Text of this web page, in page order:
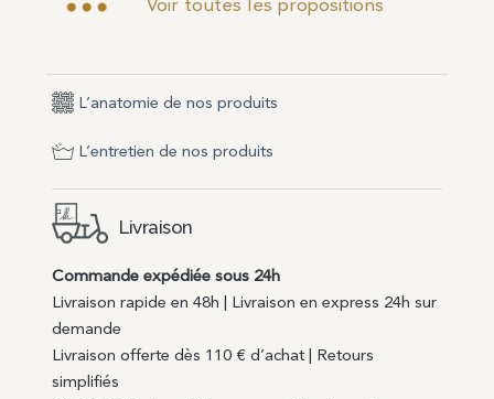
Voir toutes les propositions
L’anatomie de nos produits
L’entretien de nos produits
Livraison
Commande expédiée sous 24h
Livraison rapide en 48h | Livraison en express 24h sur
demande
Livraison offerte dès 110 € d’achat | Retours
simplifiés